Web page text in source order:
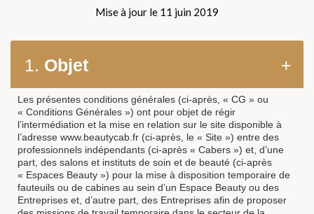
Mise à jour le 11 juin 2019
1. Objet +
Les présentes conditions générales (ci-après, « CG » ou
« Conditions Générales ») ont pour objet de régir
l’intermédiation et la mise en relation sur le site disponible à
l’adresse www.beautycab.fr (ci-après, le « Site ») entre des
professionnels indépendants (ci-après « Cabers ») et, d’une
part, des salons et instituts de soin et de beauté (ci-après
« Espaces Beauty ») pour la mise à disposition temporaire de
fauteuils ou de cabines au sein d’un Espace Beauty ou des
Entreprises et, d’autre part, des Entreprises afin de proposer